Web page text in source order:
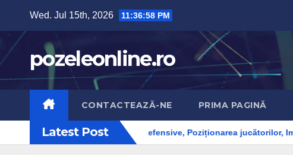
content
Wed. Jul 15th, 2026 11:36:59 PM
pozeleonline.ro
CONTACTEAZĂ-NE PRIMA PAGINĂ
Latest Post
schimbărilor defensive, Poziționarea jucătorilor, Impactul analitic